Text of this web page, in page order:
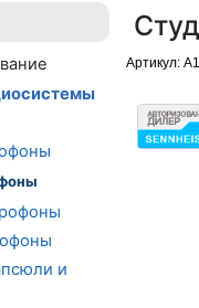
и
Артикул: